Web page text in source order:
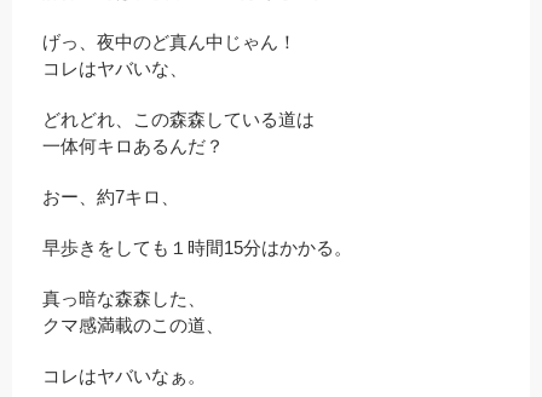
げっ、夜中のど真ん中じゃん！
コレはヤバいな、
どれどれ、この森森している道は
一体何キロあるんだ？
おー、約7キロ、
早歩きをしても１時間15分はかかる。
真っ暗な森森した、
クマ感満載のこの道、
コレはヤバいなぁ。